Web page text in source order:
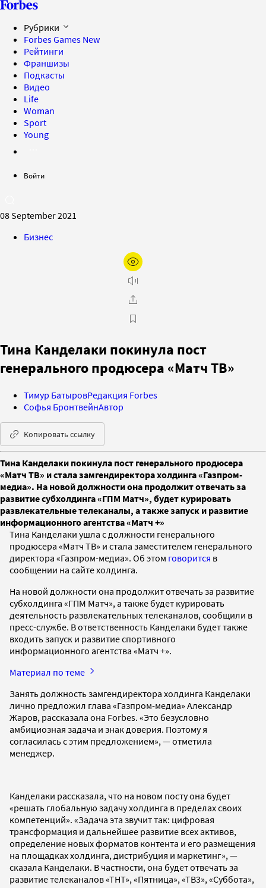
Рубрики
Forbes Games New
Рейтинги
Франшизы
Подкасты
Видео
Life
Woman
Sport
Young
Войти
08 September 2021
Бизнес
Тина Канделаки покинула пост
генерального продюсера «Матч ТВ»
Тимур БатыровРедакция Forbes
Софья БронтвейнАвтор
Копировать ссылку
Тина Канделаки покинула пост генерального продюсера
«Матч ТВ» и стала замгендиректора холдинга «Газпром-
медиа». На новой должности она продолжит отвечать за
развитие субхолдинга «ГПМ Матч», будет курировать
развлекательные телеканалы, а также запуск и развитие
информационного агентства «Матч +»
Тина Канделаки ушла с должности генерального
продюсера «Матч ТВ» и стала заместителем генерального
директора «Газпром-медиа». Об этом говорится в
сообщении на сайте холдинга.
На новой должности она продолжит отвечать за развитие
субхолдинга «ГПМ Матч», а также будет курировать
деятельность развлекательных телеканалов, сообщили в
пресс-службе. В ответственность Канделаки будет также
входить запуск и развитие спортивного
информационного агентства «Матч +».
Материал по теме
Занять должность замгендиректора холдинга Канделаки
лично предложил глава «Газпром-медиа» Александр
Жаров, рассказала она Forbes. «Это безусловно
амбициозная задача и знак доверия. Поэтому я
согласилась с этим предложением», — отметила
менеджер.
Канделаки рассказала, что на новом посту она будет
«решать глобальную задачу холдинга в пределах своих
компетенций». «Задача эта звучит так: цифровая
трансформация и дальнейшее развитие всех активов,
определение новых форматов контента и его размещения
на площадках холдинга, дистрибуция и маркетинг», —
сказала Канделаки. В частности, она будет отвечать за
развитие телеканалов «ТНТ», «Пятница», «ТВ3», «Суббота»,